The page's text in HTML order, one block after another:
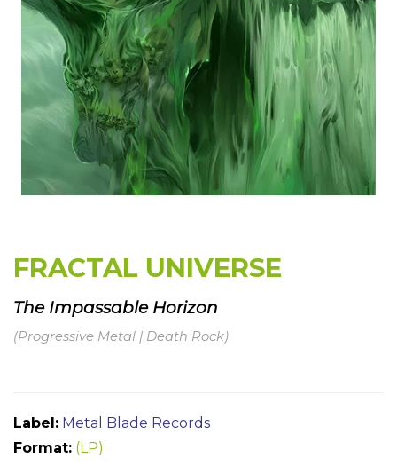
FRACTAL UNIVERSE
The Impassable Horizon
(Progressive Metal | Death Rock)
Label: Metal Blade Records
Format: (LP)